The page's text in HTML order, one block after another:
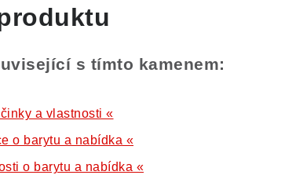
s tímto kamenem:
a vlastnosti «
o barytu a nabídka «
o barytu a nabídka «